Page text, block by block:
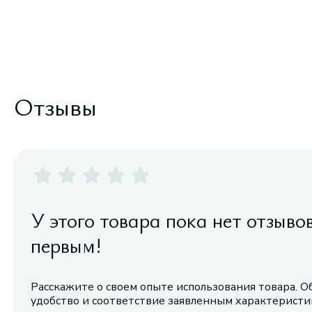
Отзывы
У этого товара пока нет
первым!
Расскажите о своем опыте использования товара.
удобство и соответствие заявленным